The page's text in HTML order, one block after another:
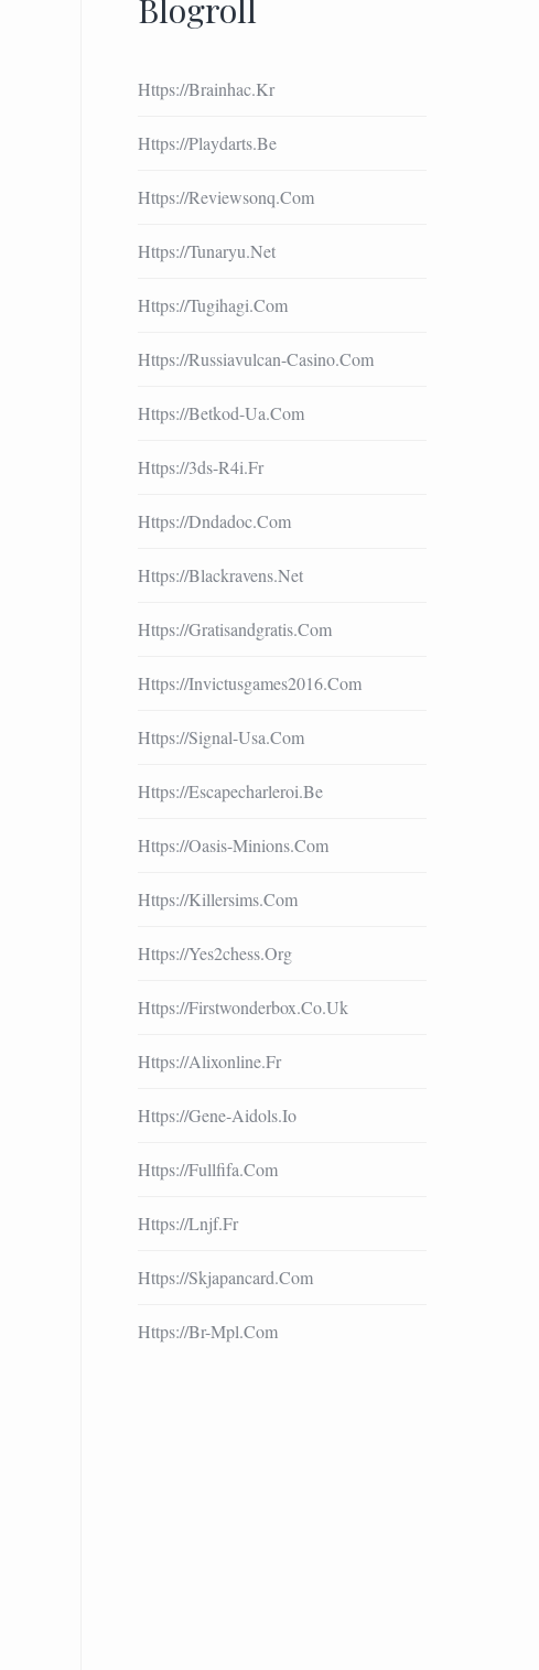
Blogroll
Https://brainhac.kr
Https://playdarts.be
Https://reviewsonq.com
Https://tunaryu.net
Https://tugihagi.com
Https://russiavulcan-Casino.com
Https://betkod-Ua.com
Https://3ds-R4i.fr
Https://dndadoc.com
Https://blackravens.net
Https://gratisandgratis.com
Https://invictusgames2016.com
Https://signal-Usa.com
Https://escapecharleroi.be
Https://oasis-Minions.com
Https://killersims.com
Https://yes2chess.org
Https://firstwonderbox.co.uk
Https://alixonline.fr
Https://gene-Aidols.io
Https://fullfifa.com
Https://lnjf.fr
Https://skjapancard.com
Https://br-Mpl.com